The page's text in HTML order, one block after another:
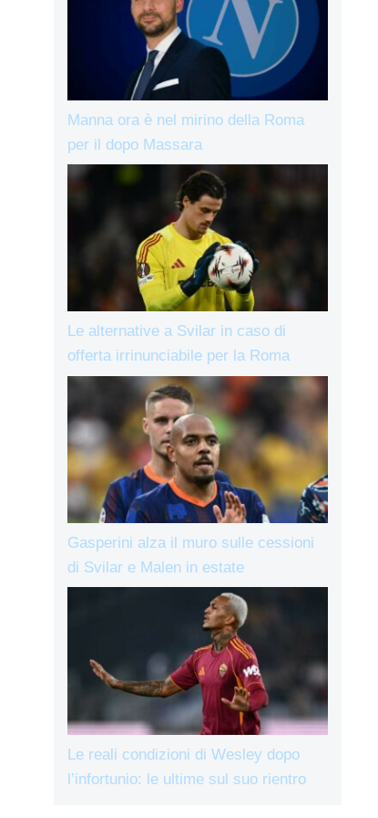
Manna ora è nel mirino della Roma
per il dopo Massara
Le alternative a Svilar in caso di
offerta irrinunciabile per la Roma
Gasperini alza il muro sulle cessioni
di Svilar e Malen in estate
Le reali condizioni di Wesley dopo
l’infortunio: le ultime sul suo rientro